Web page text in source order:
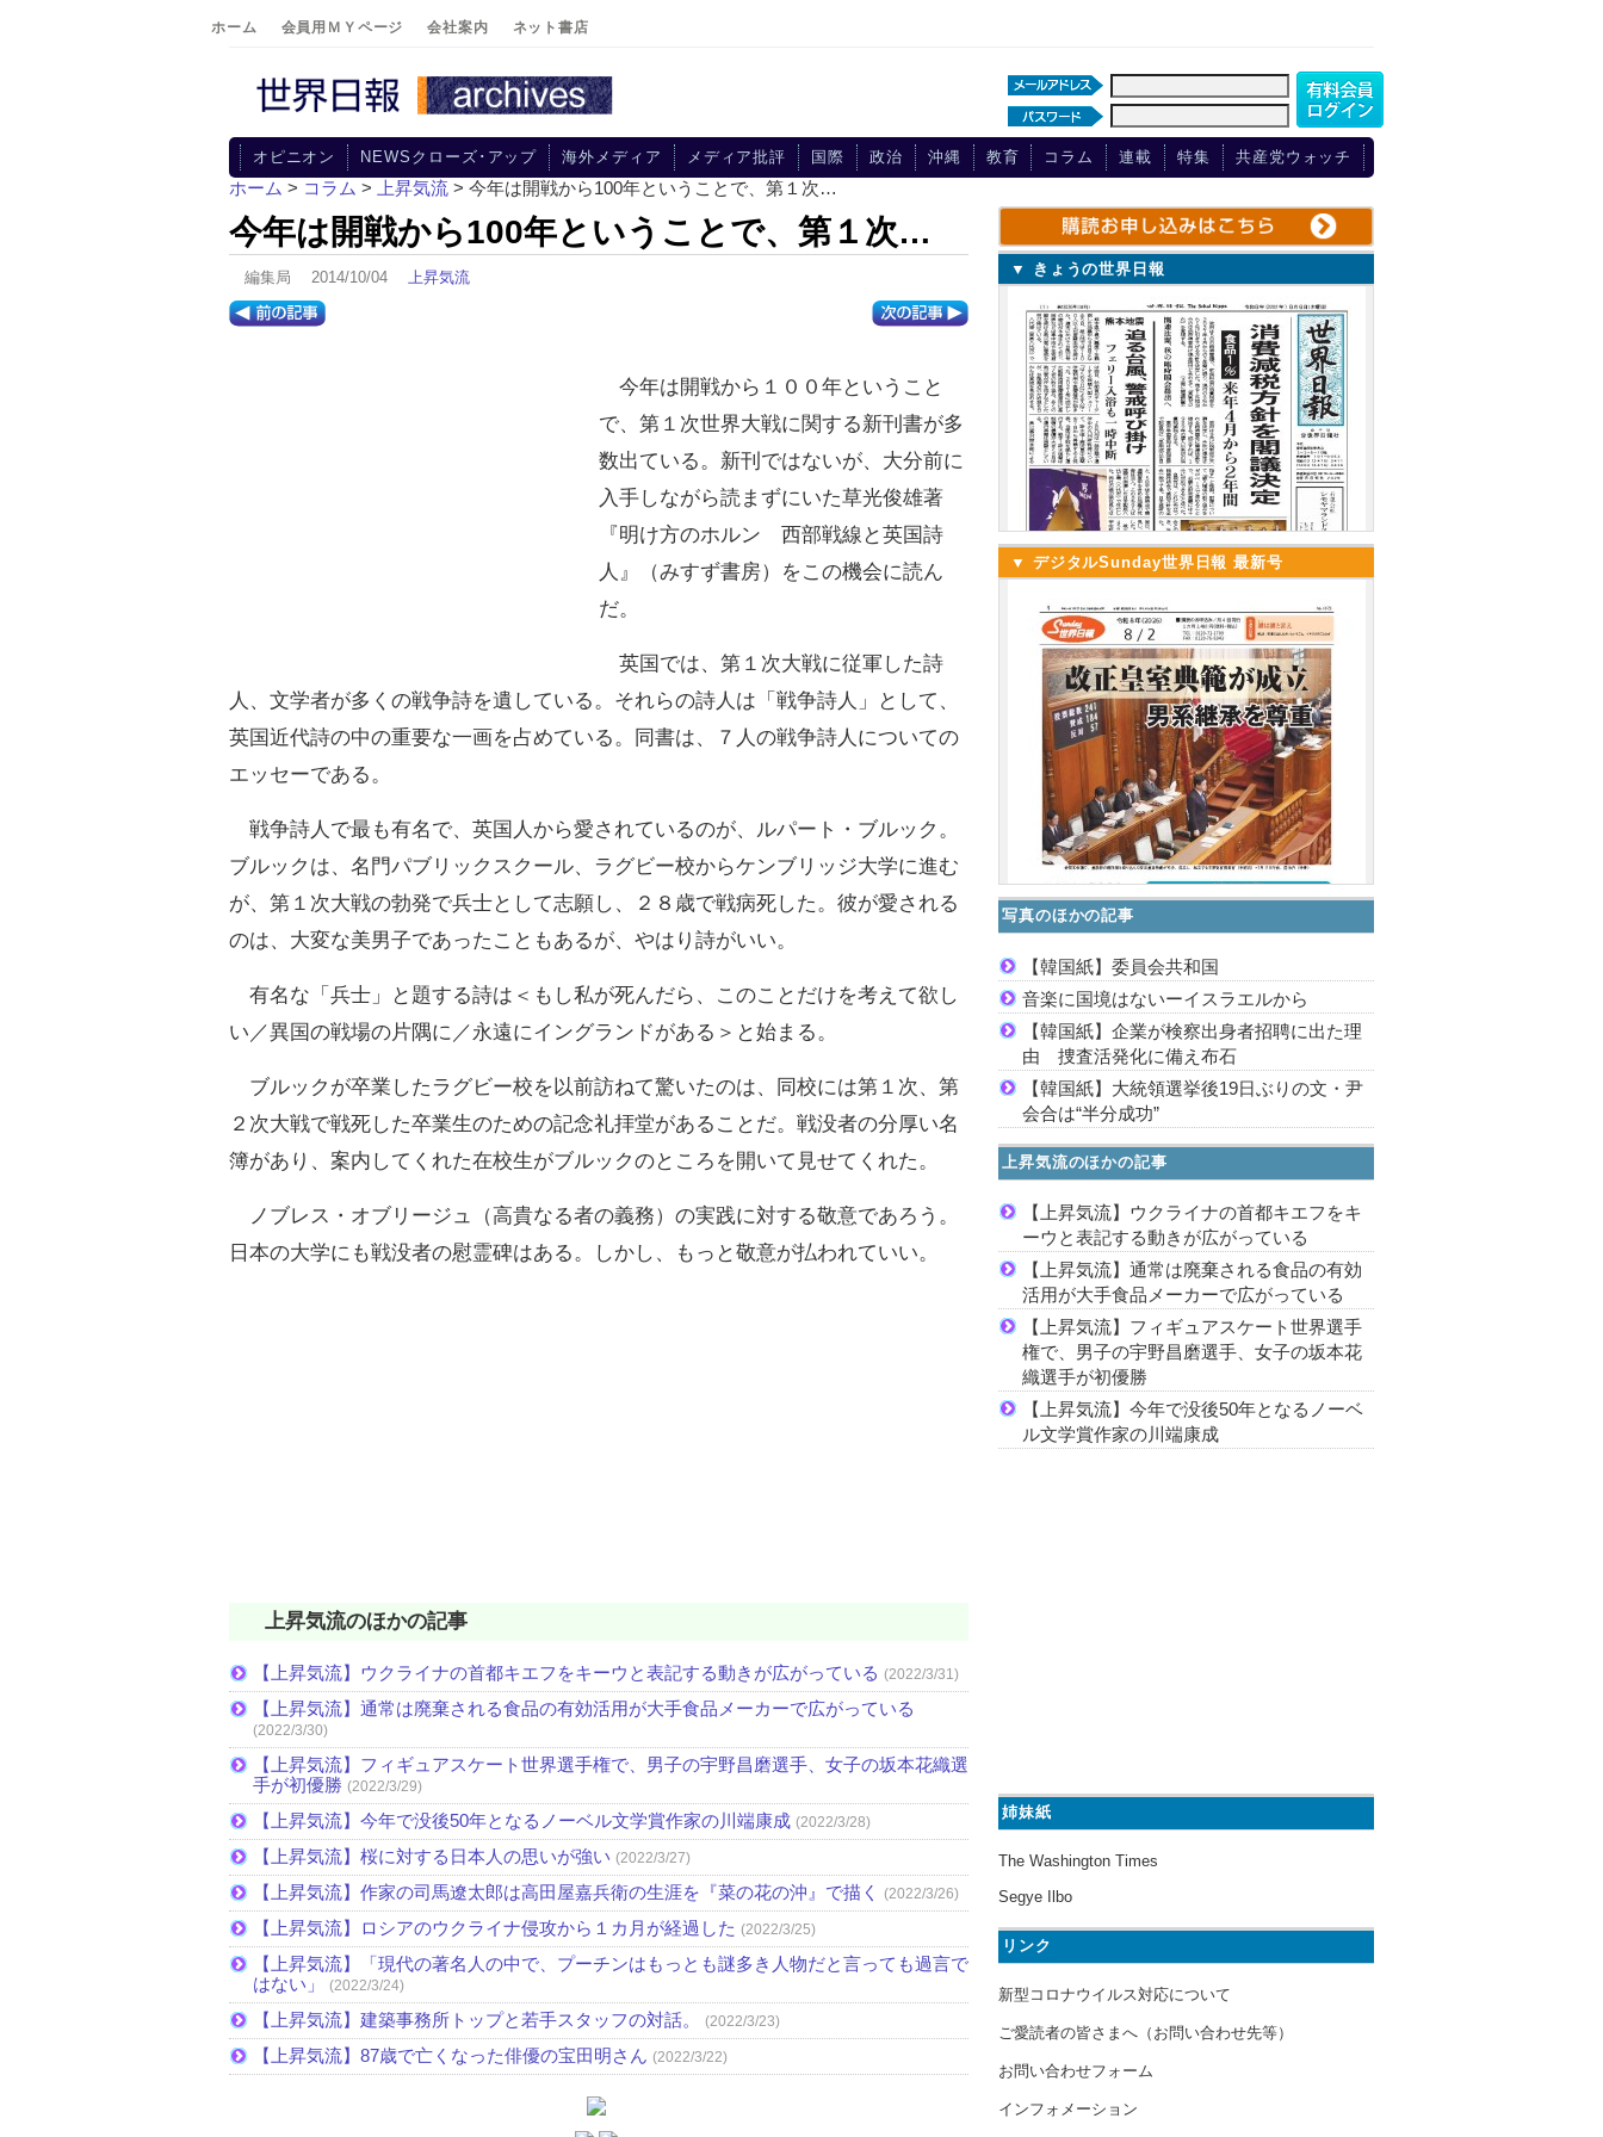
ホーム 会員用ＭＹページ 会社案内 ネット書店
オピニオン NEWSクローズ･アップ 海外メディア メディア批評 国際 政治 沖縄 教育 コラム 連載 特集 共産党ウォッチ
ホーム > コラム > 上昇気流 > 今年は開戦から100年ということで、第１次…
今年は開戦から100年ということで、第１次…
編集局 2014/10/04 上昇気流
今年は開戦から１００年ということ
で、第１次世界大戦に関する新刊書が多
数出ている。新刊ではないが、大分前に
入手しながら読まずにいた草光俊雄著
『明け方のホルン 西部戦線と英国詩
人』（みすず書房）をこの機会に読ん
だ。
英国では、第１次大戦に従軍した詩
人、文学者が多くの戦争詩を遺している。それらの詩人は「戦争詩人」として、
英国近代詩の中の重要な一画を占めている。同書は、７人の戦争詩人についての
エッセーである。
戦争詩人で最も有名で、英国人から愛されているのが、ルパート・ブルック。
ブルックは、名門パブリックスクール、ラグビー校からケンブリッジ大学に進む
が、第１次大戦の勃発で兵士として志願し、２８歳で戦病死した。彼が愛される
のは、大変な美男子であったこともあるが、やはり詩がいい。
有名な「兵士」と題する詩は＜もし私が死んだら、このことだけを考えて欲し
い／異国の戦場の片隅に／永遠にイングランドがある＞と始まる。
ブルックが卒業したラグビー校を以前訪ねて驚いたのは、同校には第１次、第
２次大戦で戦死した卒業生のための記念礼拝堂があることだ。戦没者の分厚い名
簿があり、案内してくれた在校生がブルックのところを開いて見せてくれた。
ノブレス・オブリージュ（高貴なる者の義務）の実践に対する敬意であろう。
日本の大学にも戦没者の慰霊碑はある。しかし、もっと敬意が払われていい。
上昇気流のほかの記事
【上昇気流】ウクライナの首都キエフをキーウと表記する動きが広がっている (2022/3/31)
【上昇気流】通常は廃棄される食品の有効活用が大手食品メーカーで広がっている
(2022/3/30)
【上昇気流】フィギュアスケート世界選手権で、男子の宇野昌磨選手、女子の坂本花織選
手が初優勝 (2022/3/29)
【上昇気流】今年で没後50年となるノーベル文学賞作家の川端康成 (2022/3/28)
【上昇気流】桜に対する日本人の思いが強い (2022/3/27)
【上昇気流】作家の司馬遼太郎は高田屋嘉兵衛の生涯を『菜の花の沖』で描く (2022/3/26)
【上昇気流】ロシアのウクライナ侵攻から１カ月が経過した (2022/3/25)
【上昇気流】「現代の著名人の中で、プーチンはもっとも謎多き人物だと言っても過言で
はない」
(2022/3/24)
【上昇気流】建築事務所トップと若手スタッフの対話。 (2022/3/23)
【上昇気流】87歳で亡くなった俳優の宝田明さん (2022/3/22)
▼ きょうの世界日報
▼ デジタルSunday世界日報 最新号
写真のほかの記事
【韓国紙】委員会共和国
音楽に国境はないーイスラエルから
【韓国紙】企業が検察出身者招聘に出た理
由 捜査活発化に備え布石
【韓国紙】大統領選挙後19日ぶりの文・尹
会合は“半分成功”
上昇気流のほかの記事
【上昇気流】ウクライナの首都キエフをキ
ーウと表記する動きが広がっている
【上昇気流】通常は廃棄される食品の有効
活用が大手食品メーカーで広がっている
【上昇気流】フィギュアスケート世界選手
権で、男子の宇野昌磨選手、女子の坂本花
織選手が初優勝
【上昇気流】今年で没後50年となるノーベ
ル文学賞作家の川端康成
姉妹紙
The Washington Times
Segye Ilbo
リンク
新型コロナウイルス対応について
ご愛読者の皆さまへ（お問い合わせ先等）
お問い合わせフォーム
インフォメーション